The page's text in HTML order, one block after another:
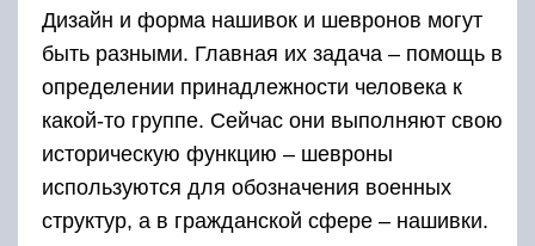
Дизайн и форма нашивок и шевронов могут
быть разными. Главная их задача – помощь в
определении принадлежности человека к
какой-то группе. Сейчас они выполняют свою
историческую функцию – шевроны
используются для обозначения военных
структур, а в гражданской сфере – нашивки.